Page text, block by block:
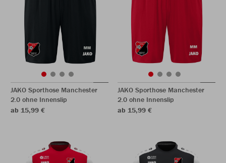
JAKO Sporthose Manchester
2.0 ohne Innenslip
ab 15,99 €
JAKO Sporthose Manchester
2.0 ohne Innenslip
ab 15,99 €